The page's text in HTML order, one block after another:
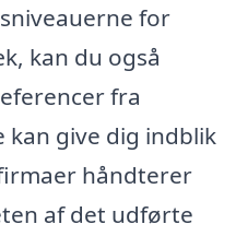
for
kan du også
fra
give dig indblik
håndterer
af det udførte